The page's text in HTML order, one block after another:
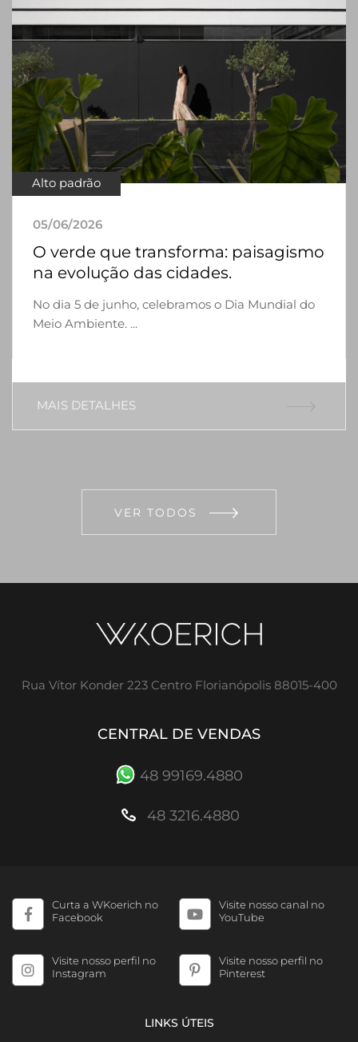
Alto padrão
05/06/2026
O verde que transforma: paisagismo
na evolução das cidades.
No dia 5 de junho, celebramos o Dia Mundial do
Meio Ambiente. ...
MAIS DETALHES
VER TODOS
Rua Vítor Konder 223 Centro Florianópolis 88015-400
CENTRAL DE VENDAS
48 99169.4880
48 3216.4880
Curta a WKoerich no
Facebook
Visite nosso canal no
YouTube
Visite nosso perfil no
Instagram
Visite nosso perfil no
Pinterest
LINKS ÚTEIS